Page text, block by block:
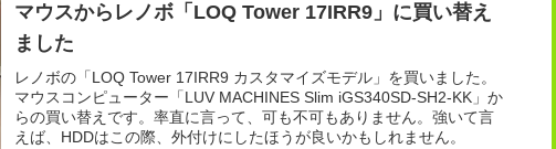
マウスからレノボ「LOQ Tower 17IRR9」に買い替え
ました
レノボの「LOQ Tower 17IRR9 カスタマイズモデル」を買いました。
マウスコンピューター「LUV MACHINES Slim iGS340SD-SH2-KK」か
らの買い替えです。率直に言って、可も不可もありません。強いて言
えば、HDDはこの際、外付けにしたほうが良いかもしれません。